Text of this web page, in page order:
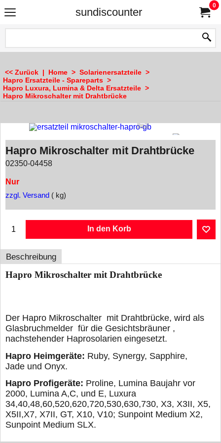
sundiscounter
0
<< Zurück | Home > Solarienersatzteile >
Hapro Ersatzteile - Spareparts >
Hapro Luxura, Lumina & Delta Ersatzteile >
Hapro Mikroschalter mit Drahtbrücke
Hapro Mikroschalter mit Drahtbrücke
02350-04458
Nur
zzgl. Versand kg
In den Korb
Beschreibung
Hapro Mikroschalter mit Drahtbrücke
Der Hapro Mikroschalter mit Drahtbrücke, wird als
Glasbruchmelder für die Gesichtsbräuner ,
nachstehender Haprosolarien eingesetzt.
Hapro Heimgeräte: Ruby, Synergy, Sapphire,
Jade und Onyx.
Hapro Profigeräte: Proline, Lumina Baujahr vor
2000, Lumina A,C, und E, Luxura
34,40,48,60,520,620,720,530,630,730, X3, X3II, X5,
X5II,X7, X7II, GT, X10, V10; Sunpoint Medium X2,
Sunpoint Medium SLX.